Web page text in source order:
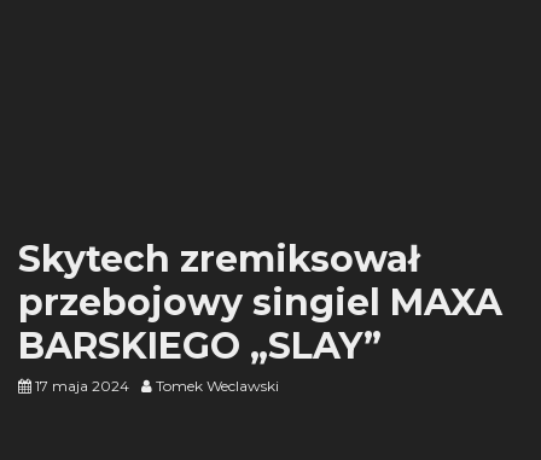
Skytech zremiksował
przebojowy singiel MAXA
BARSKIEGO „SLAY”
17 maja 2024 Tomek Weclawski